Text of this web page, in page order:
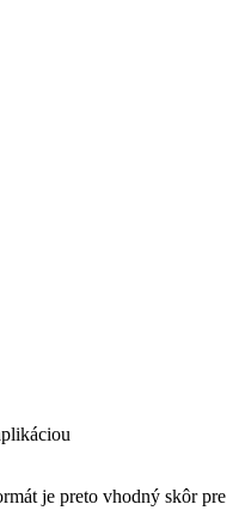
je preto vhodný skôr pre